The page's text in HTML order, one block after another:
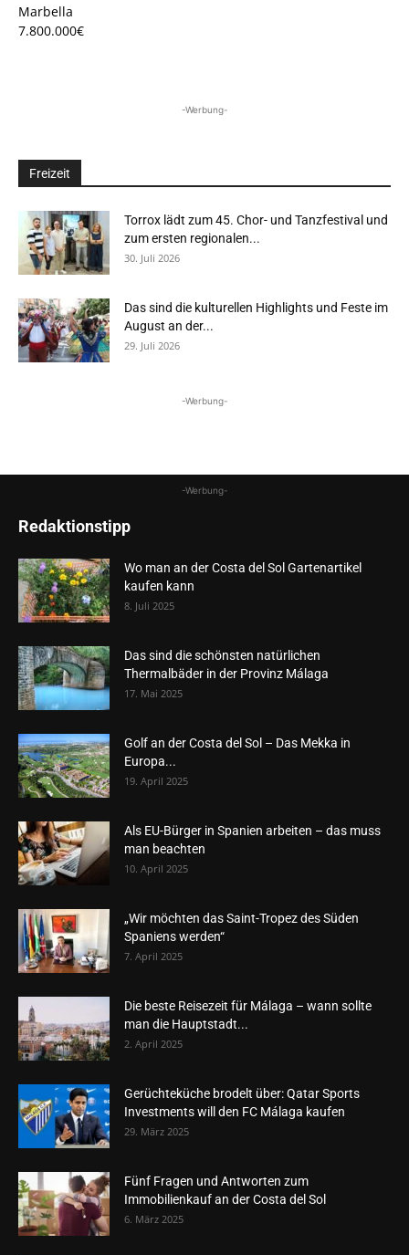
Marbella
7.800.000€
-Werbung-
Freizeit
Torrox lädt zum 45. Chor- und Tanzfestival und
zum ersten regionalen...
30. Juli 2026
Das sind die kulturellen Highlights und Feste im
August an der...
29. Juli 2026
-Werbung-
-Werbung-
Redaktionstipp
Wo man an der Costa del Sol Gartenartikel
kaufen kann
8. Juli 2025
Das sind die schönsten natürlichen
Thermalbäder in der Provinz Málaga
17. Mai 2025
Golf an der Costa del Sol – Das Mekka in
Europa...
19. April 2025
Als EU-Bürger in Spanien arbeiten – das muss
man beachten
10. April 2025
„Wir möchten das Saint-Tropez des Süden
Spaniens werden“
7. April 2025
Die beste Reisezeit für Málaga – wann sollte
man die Hauptstadt...
2. April 2025
Gerüchteküche brodelt über: Qatar Sports
Investments will den FC Málaga kaufen
29. März 2025
Fünf Fragen und Antworten zum
Immobilienkauf an der Costa del Sol
6. März 2025